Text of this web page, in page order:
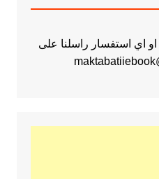
اي استفسار راسلنا على